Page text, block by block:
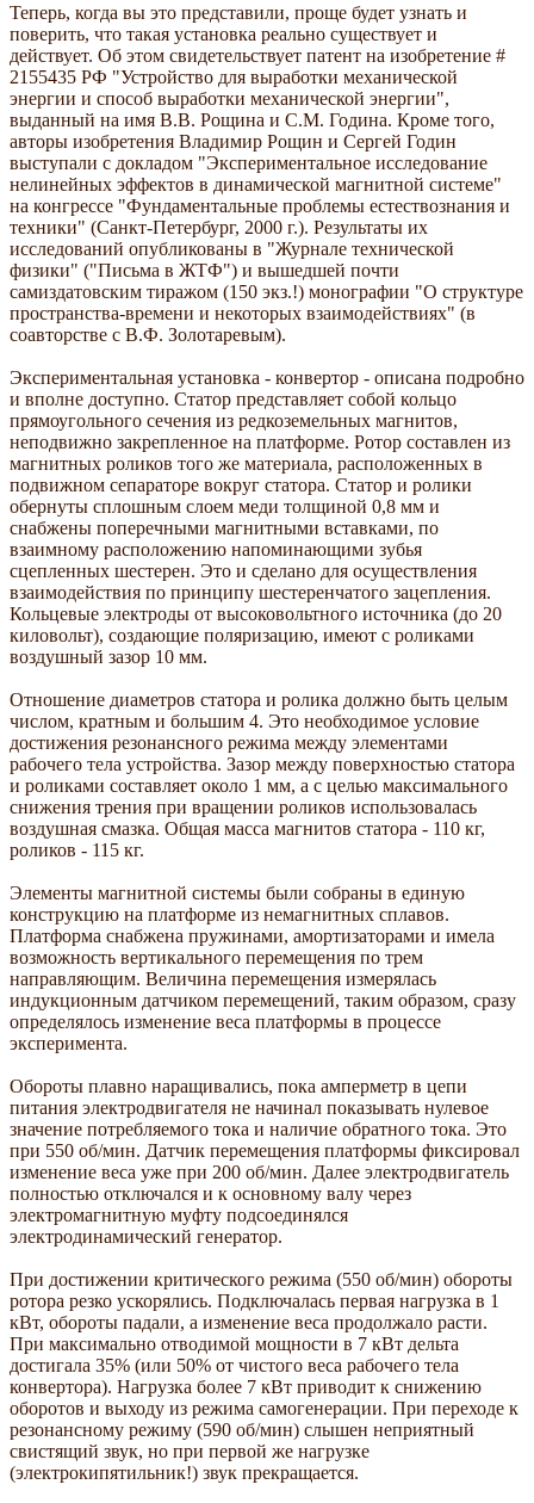
Теперь, когда вы это представили, проще будет узнать и
поверить, что такая установка реально существует и
действует. Об этом свидетельствует патент на изобретение #
2155435 РФ "Устройство для выработки механической
энергии и способ выработки механической энергии",
выданный на имя В.В. Рощина и С.М. Година. Кроме того,
авторы изобретения Владимир Рощин и Сергей Годин
выступали с докладом "Экспериментальное исследование
нелинейных эффектов в динамической магнитной системе"
на конгрессе "Фундаментальные проблемы естествознания и
техники" (Санкт-Петербург, 2000 г.). Результаты их
исследований опубликованы в "Журнале технической
физики" ("Письма в ЖТФ") и вышедшей почти
самиздатовским тиражом (150 экз.!) монографии "О структуре
пространства-времени и некоторых взаимодействиях" (в
соавторстве с В.Ф. Золотаревым).
Экспериментальная установка - конвертор - описана подробно
и вполне доступно. Статор представляет собой кольцо
прямоугольного сечения из редкоземельных магнитов,
неподвижно закрепленное на платформе. Ротор составлен из
магнитных роликов того же материала, расположенных в
подвижном сепараторе вокруг статора. Статор и ролики
обернуты сплошным слоем меди толщиной 0,8 мм и
снабжены поперечными магнитными вставками, по
взаимному расположению напоминающими зубья
сцепленных шестерен. Это и сделано для осуществления
взаимодействия по принципу шестеренчатого зацепления.
Кольцевые электроды от высоковольтного источника (до 20
киловольт), создающие поляризацию, имеют с роликами
воздушный зазор 10 мм.
Отношение диаметров статора и ролика должно быть целым
числом, кратным и большим 4. Это необходимое условие
достижения резонансного режима между элементами
рабочего тела устройства. Зазор между поверхностью статора
и роликами составляет около 1 мм, а с целью максимального
снижения трения при вращении роликов использовалась
воздушная смазка. Общая масса магнитов статора - 110 кг,
роликов - 115 кг.
Элементы магнитной системы были собраны в единую
конструкцию на платформе из немагнитных сплавов.
Платформа снабжена пружинами, амортизаторами и имела
возможность вертикального перемещения по трем
направляющим. Величина перемещения измерялась
индукционным датчиком перемещений, таким образом, сразу
определялось изменение веса платформы в процессе
эксперимента.
Обороты плавно наращивались, пока амперметр в цепи
питания электродвигателя не начинал показывать нулевое
значение потребляемого тока и наличие обратного тока. Это
при 550 об/мин. Датчик перемещения платформы фиксировал
изменение веса уже при 200 об/мин. Далее электродвигатель
полностью отключался и к основному валу через
электромагнитную муфту подсоединялся
электродинамический генератор.
При достижении критического режима (550 об/мин) обороты
ротора резко ускорялись. Подключалась первая нагрузка в 1
кВт, обороты падали, а изменение веса продолжало расти.
При максимально отводимой мощности в 7 кВт дельта
достигала 35% (или 50% от чистого веса рабочего тела
конвертора). Нагрузка более 7 кВт приводит к снижению
оборотов и выходу из режима самогенерации. При переходе к
резонансному режиму (590 об/мин) слышен неприятный
свистящий звук, но при первой же нагрузке
(электрокипятильник!) звук прекращается.